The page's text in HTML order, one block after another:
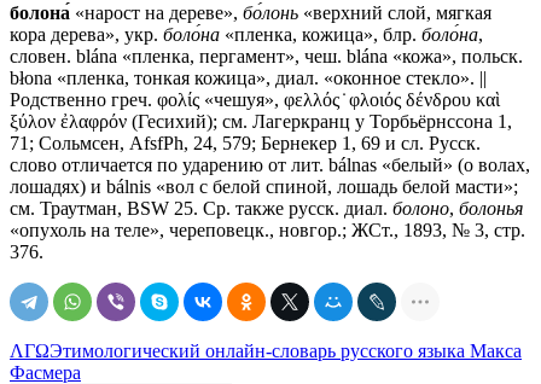
болона́ «нарост на дереве», бо́лонь «верхний слой, мягкая
кора дерева», укр. боло́на «пленка, кожица», блр. боло́на,
словен. blána «пленка, пергамент», чеш. blána «кожа», польск.
błona «пленка, тонкая кожица», диал. «оконное стекло». ||
Родственно греч. φολίς «чешуя», φελλός ̇ φλοιός δένδρου καὶ
ξύλον ἐλαφρόν (Гесихий); см. Лагеркранц у Торбьёрнссона 1,
71; Сольмсен, AfsfPh, 24, 579; Бернекер 1, 69 и сл. Русск.
слово отличается по ударению от лит. bálnas «белый» (о волах,
лошадях) и bálnis «вол с белой спиной, лошадь белой масти»;
см. Траутман, BSW 25. Ср. также русск. диал. болоно, болонья
«опухоль на теле», череповецк., новгор.; ЖСт., 1893, № 3, стр.
376.
ΛΓΩЭтимологический онлайн-словарь русского языка Макса
Фасмера